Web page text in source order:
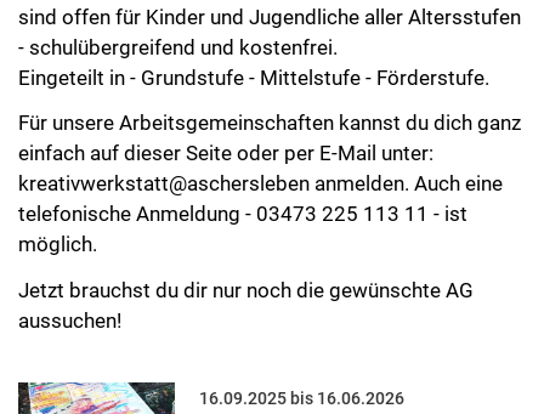
sind offen für Kinder und Jugendliche aller Altersstufen
- schulübergreifend und kostenfrei.
Eingeteilt in - Grundstufe - Mittelstufe - Förderstufe.
Für unsere Arbeitsgemeinschaften kannst du dich ganz
einfach auf dieser Seite oder per E-Mail unter:
kreativwerkstatt@aschersleben anmelden. Auch eine
telefonische Anmeldung - 03473 225 113 11 - ist
möglich.
Jetzt brauchst du dir nur noch die gewünschte AG
aussuchen!
16.09.2025 bis 16.06.2026